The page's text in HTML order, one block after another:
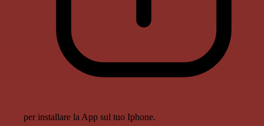
per installare la App sul tuo Iphone.